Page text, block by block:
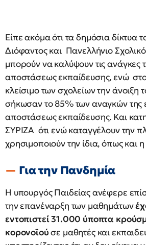
Είπε ακόμα ότι τα δημόσια δίκτυα
Διόφαντος και Πανελλήνιο
μπορούν να καλύψουν τις ανάγκες
αποστάσεως εκπαίδευσης, ενώ
κλείσιμο των σχολείων την άνοιξη
σήκωσαν το 85% των αναγκών της
αποστάσεως εκπαίδευσης. Και
ΣΥΡΙΖΑ ότι ενώ καταγγέλουν την
χρησιμοποιούν την ίδια, όπως και
Για την Πανδημία
Η υπουργός Παιδείας ανέφερε
την επανέναρξη των μαθημάτων
εντοπιστεί 31.000 ύποπτα
κορονοϊούσε μαθητές και